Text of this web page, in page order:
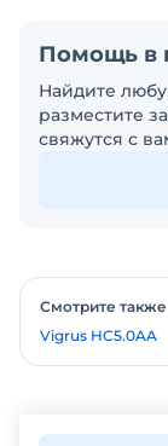
Помощь в
Найдите
разместите
свяжутся с
Смотрите также
Vigrus HC5.0AA